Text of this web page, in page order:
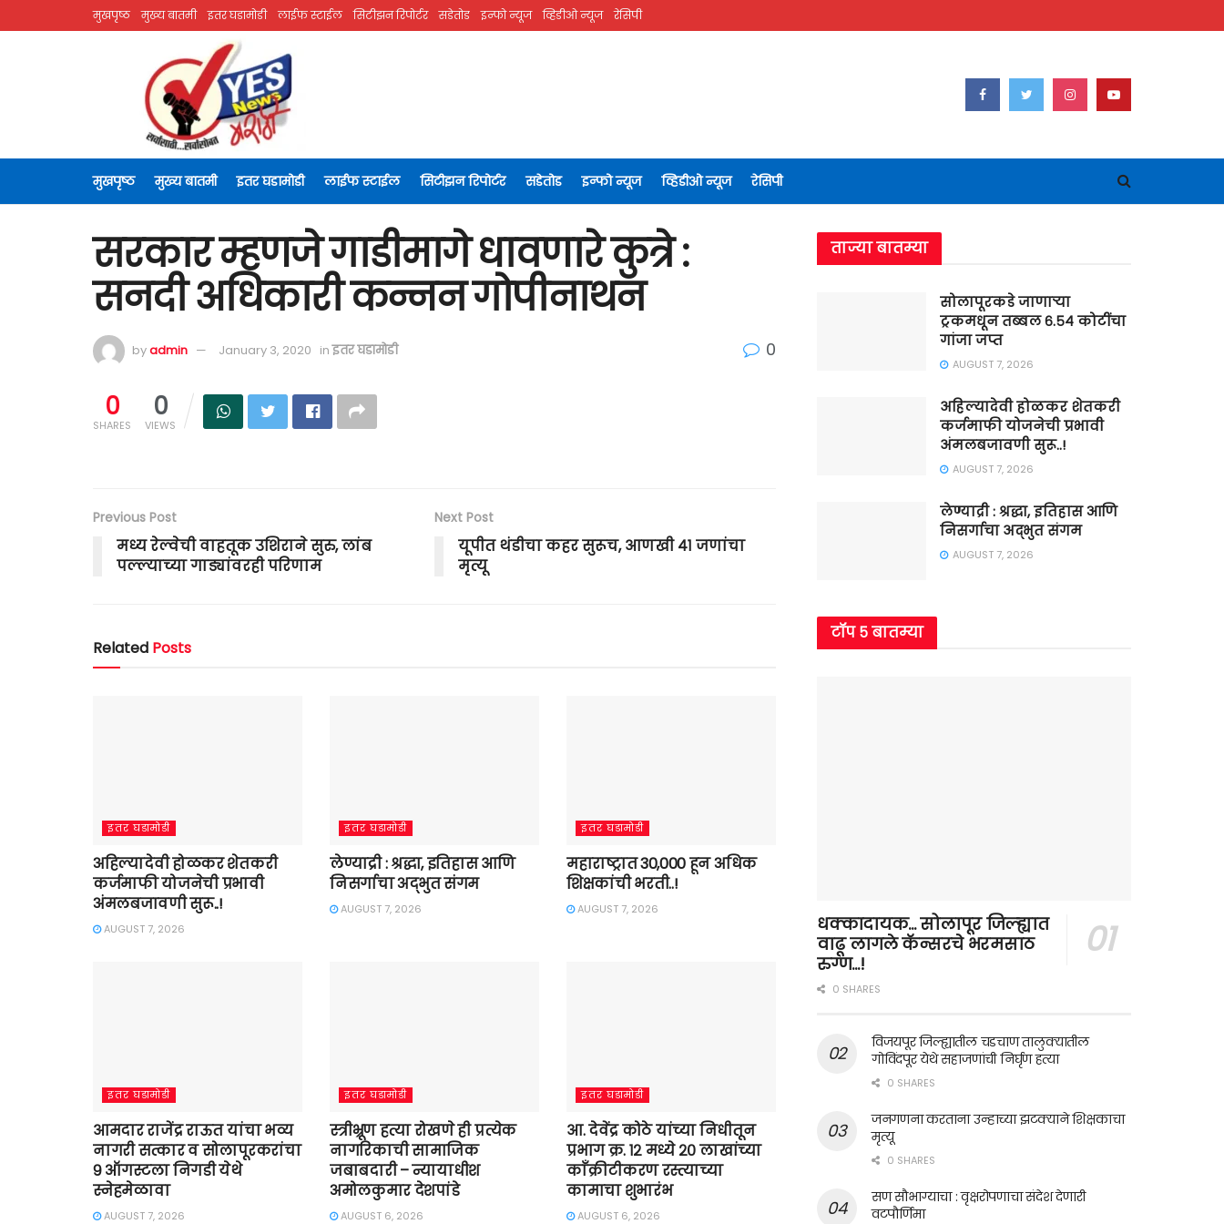
मुखपृष्ठ मुख्य बातमी इतर घडामोडी लाईफ स्टाईल सिटीझन रिपोर्टर सडेतोड इन्फो न्यूज व्हिडीओ न्यूज रेसिपी
मुखपृष्ठ मुख्य बातमी इतर घडामोडी लाईफ स्टाईल सिटीझन रिपोर्टर सडेतोड इन्फो न्यूज व्हिडीओ न्यूज रेसिपी
सरकार म्हणजे गाडीमागे धावणारे कुत्रे :
सनदी अधिकारी कन्नन गोपीनाथन
byadmin January 3, 2020 in इतर घडामोडी 0
0
SHARES
0
VIEWS
Previous Post
मध्य रेल्वेची वाहतूक उशिराने सुरु, लांब
पल्ल्याच्या गाड्यांवरही परिणाम
Next Post
यूपीत थंडीचा कहर सुरूच, आणखी ४१ जणांचा
मृत्यू
Related Posts
इतर घडामोडी
अहिल्यादेवी होळकर शेतकरी
कर्जमाफी योजनेची प्रभावी
अंमलबजावणी सुरू..!
AUGUST 7, 2026
इतर घडामोडी
लेण्याद्री : श्रद्धा, इतिहास आणि
निसर्गाचा अद्भुत संगम
AUGUST 7, 2026
इतर घडामोडी
महाराष्ट्रात 30,000 हून अधिक
शिक्षकांची भरती..!
AUGUST 7, 2026
इतर घडामोडी
आमदार राजेंद्र राऊत यांचा भव्य
नागरी सत्कार व सोलापूरकरांचा
९ ऑगस्टला निगडी येथे
स्नेहमेळावा
AUGUST 7, 2026
इतर घडामोडी
स्त्रीभ्रूण हत्या रोखणे ही प्रत्येक
नागरिकाची सामाजिक
जबाबदारी – न्यायाधीश
अमोलकुमार देशपांडे
AUGUST 6, 2026
इतर घडामोडी
आ. देवेंद्र कोठे यांच्या निधीतून
प्रभाग क्र. १२ मध्ये २० लाखांच्या
काँक्रीटीकरण रस्त्याच्या
कामाचा शुभारंभ
AUGUST 6, 2026
ताज्या बातम्या
सोलापूरकडे जाणाऱ्या
ट्रकमधून तब्बल ६.५४ कोटींचा
गांजा जप्त
AUGUST 7, 2026
अहिल्यादेवी होळकर शेतकरी
कर्जमाफी योजनेची प्रभावी
अंमलबजावणी सुरू..!
AUGUST 7, 2026
लेण्याद्री : श्रद्धा, इतिहास आणि
निसर्गाचा अद्भुत संगम
AUGUST 7, 2026
टॉप ५ बातम्या
धक्कादायक… सोलापूर जिल्ह्यात
वाढू लागले कॅन्सरचे भरमसाठ
रुग्ण…!
0 SHARES
विजयपूर जिल्ह्यातील चडचाण तालुक्यातील
गोविंदपूर येथे सहाजणांची निर्घृण हत्या
0 SHARES
जनगणना करताना उन्हाच्या झटक्याने शिक्षकाचा
मृत्यू
0 SHARES
सण सौभाग्याचा : वृक्षरोपणाचा संदेश देणारी
वटपौर्णिमा